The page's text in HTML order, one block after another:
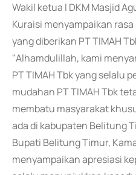
Wakil ketua I DKM Masjid
Kuraisi menyampaikan
yang diberikan PT TIMAH
"Alhamdulillah, kami
PT TIMAH Tbk yang selalu
mudahan PT TIMAH Tbk
membatu masyarakat
ada di kabupaten Belitung
Bupati Belitung Timur,
menyampaikan apresiasi